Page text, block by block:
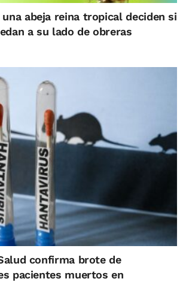
una abeja reina tropical deciden si
a su lado de obreras
confirma brote de
pacientes muertos en